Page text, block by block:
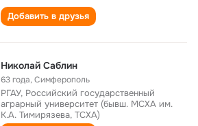
Добавить в друзья
Николай Саблин
63 года,Симферополь
РГАУ, Российский государственный
аграрный университет (бывш. МСХА им.
К.А. Тимирязева, ТСХА)